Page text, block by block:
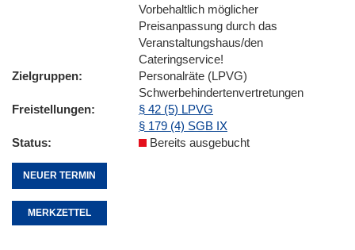
Vorbehaltlich möglicher
Preisanpassung durch das
Veranstaltungshaus/den
Cateringservice!
Zielgruppen
Personalräte (LPVG)
Schwerbehindertenvertretungen
Freistellungen
§ 42 (5) LPVG
§ 179 (4) SGB IX
Status
Bereits ausgebucht
NEUER TERMIN
MERKZETTEL